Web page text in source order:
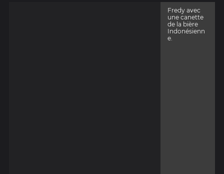
Fredy avec
une canette
de la bière
Indonésienn
e.